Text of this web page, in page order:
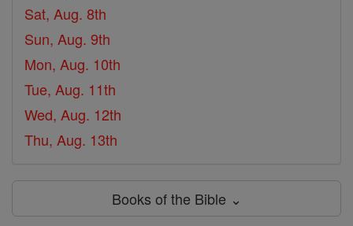
Sat, Aug. 8th
Sun, Aug. 9th
Mon, Aug. 10th
Tue, Aug. 11th
Wed, Aug. 12th
Thu, Aug. 13th
Books of the Bible ⌄